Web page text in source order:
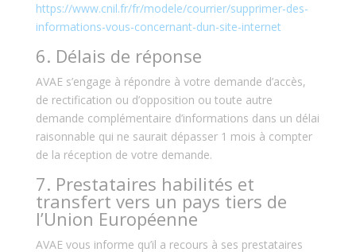
https://www.cnil.fr/fr/modele/courrier/supprimer-des-
informations-vous-concernant-dun-site-internet
6. Délais de réponse
AVAE s’engage à répondre à votre demande d’accès,
de rectification ou d’opposition ou toute autre
demande complémentaire d’informations dans un délai
raisonnable qui ne saurait dépasser 1 mois à compter
de la réception de votre demande.
7. Prestataires habilités et
transfert vers un pays tiers de
l’Union Européenne
AVAE vous informe qu’il a recours à ses prestataires